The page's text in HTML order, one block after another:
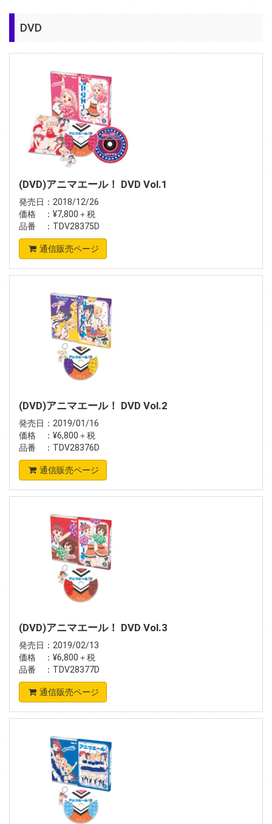
DVD
(DVD)アニマエール！ DVD Vol.1
発売日：2018/12/26
価格 ：¥7,800＋税
品番 ：TDV28375D
通信販売ページ
(DVD)アニマエール！ DVD Vol.2
発売日：2019/01/16
価格 ：¥6,800＋税
品番 ：TDV28376D
通信販売ページ
(DVD)アニマエール！ DVD Vol.3
発売日：2019/02/13
価格 ：¥6,800＋税
品番 ：TDV28377D
通信販売ページ